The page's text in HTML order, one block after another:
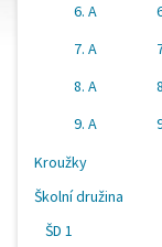
6. A
7. A
8. A
9. A
Kroužky
Školní družina
ŠD 1